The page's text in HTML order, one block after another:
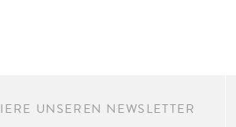
UNSEREN NEWSLETTER